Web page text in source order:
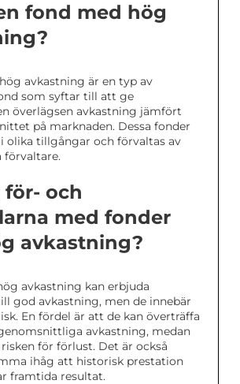
fond med hög
avkastning är en typ av
som syftar till att ge
överlägsen avkastning jämfört
på marknaden. Dessa fonder
olika tillgångar och förvaltas av
förvaltare.
och
med fonder
avkastning?
avkastning kan erbjuda
god avkastning, men de innebär
En fördel är att de kan överträffa
avkastning, medan
för förlust. Det är också
ihåg att historisk prestation
framtida resultat.